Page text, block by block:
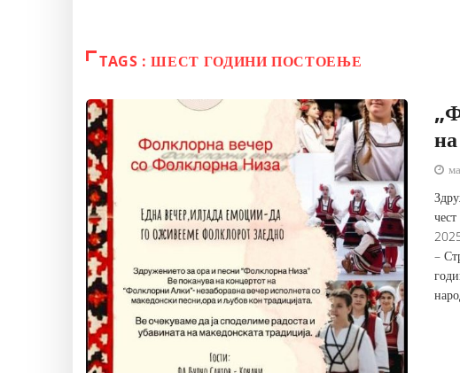
TAGS : ШЕСТ ГОДИНИ ПОСТОЕЊЕ
–